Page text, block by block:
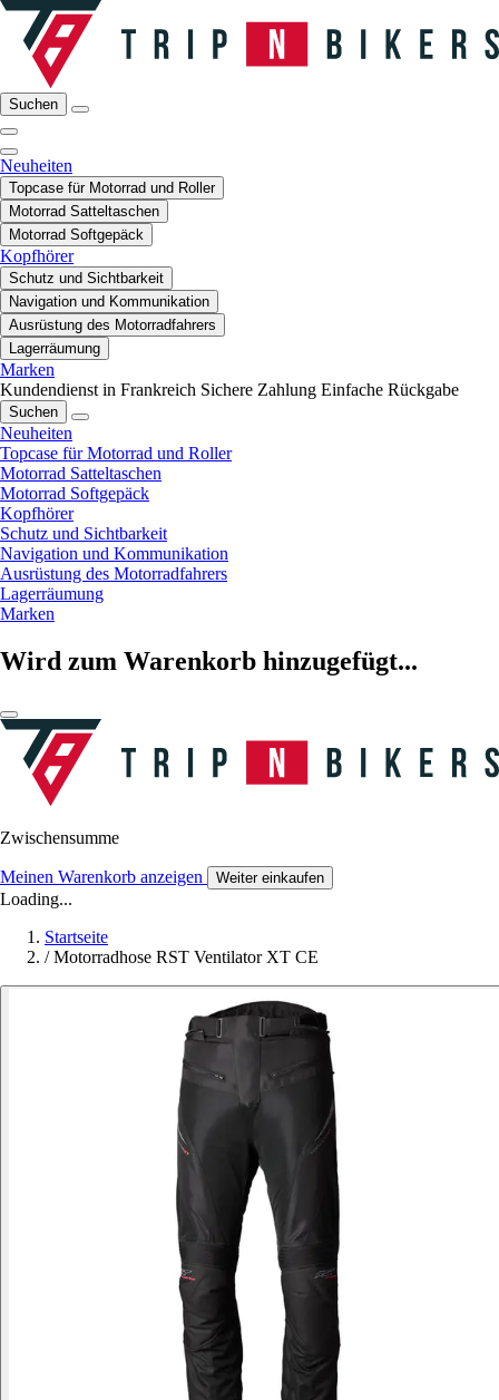
Suchen
Neuheiten
Topcase für Motorrad und Roller
Motorrad Satteltaschen
Motorrad Softgepäck
Kopfhörer
Schutz und Sichtbarkeit
Navigation und Kommunikation
Ausrüstung des Motorradfahrers
Lagerräumung
Marken
Kundendienst in Frankreich Sichere Zahlung Einfache Rückgabe
Suchen
Neuheiten
Topcase für Motorrad und Roller
Motorrad Satteltaschen
Motorrad Softgepäck
Kopfhörer
Schutz und Sichtbarkeit
Navigation und Kommunikation
Ausrüstung des Motorradfahrers
Lagerräumung
Marken
Wird zum Warenkorb hinzugefügt...
Zwischensumme
Meinen Warenkorb anzeigen Weiter einkaufen
Loading...
Startseite
/ Motorradhose RST Ventilator XT CE